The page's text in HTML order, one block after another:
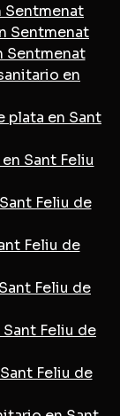
Sentmenat
Sentmenat
Sentmenat
en
plata en Sant
Sant Feliu
Feliu de
Feliu de
Feliu de
Feliu de
Feliu de